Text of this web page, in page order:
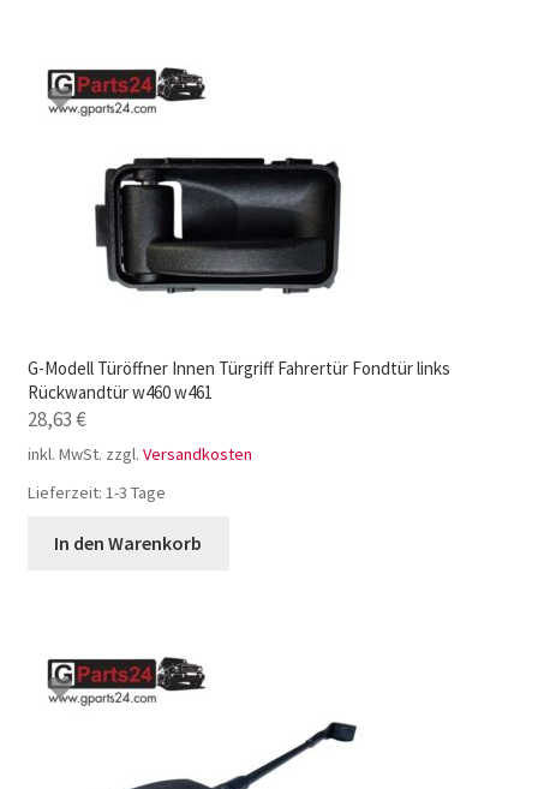
G-Modell Türöffner Innen Türgriff Fahrertür Fondtür links
Rückwandtür w460 w461
28,63€
inkl. MwSt. zzgl. Versandkosten
Lieferzeit: 1-3 Tage
In den Warenkorb